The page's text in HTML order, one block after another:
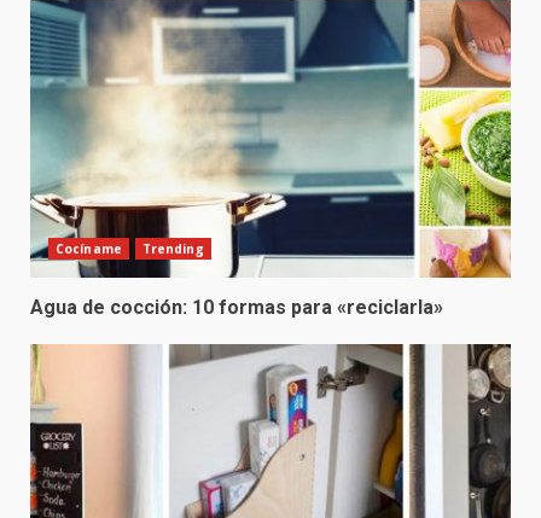
Cocíname Trending
Agua de cocción: 10 formas para «reciclarla»